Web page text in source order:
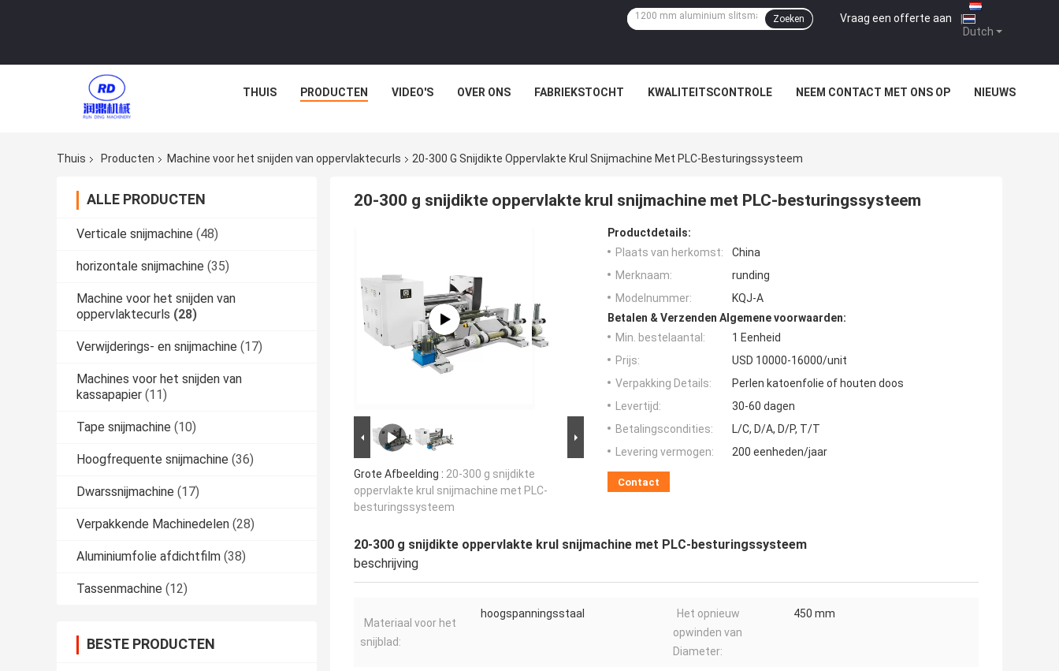
Dutch
Vraag een offerte aan |
Zoeken
THUIS PRODUCTEN VIDEO'S OVER ONS FABRIEKSTOCHT KWALITEITSCONTROLE NEEM CONTACT MET ONS OP NIEUWS
Thuis Producten Machine voor het snijden van oppervlaktecurls 20-300 G Snijdikte Oppervlakte Krul Snijmachine Met PLC-Besturingssysteem
ALLE PRODUCTEN
Verticale snijmachine (48)
horizontale snijmachine (35)
Machine voor het snijden van
oppervlaktecurls (28)
Verwijderings- en snijmachine (17)
Machines voor het snijden van
kassapapier (11)
Tape snijmachine (10)
Hoogfrequente snijmachine (36)
Dwarssnijmachine (17)
Verpakkende Machinedelen (28)
Aluminiumfolie afdichtfilm (38)
Tassenmachine (12)
BESTE PRODUCTEN
20-300 g snijdikte oppervlakte krul snijmachine met PLC-besturingssysteem
Grote Afbeelding : 20-300 g snijdikte
oppervlakte krul snijmachine met PLC-
besturingssysteem
Productdetails:
Plaats van herkomst:
China
Merknaam:
runding
Modelnummer:
KQJ-A
Betalen & Verzenden Algemene voorwaarden:
Min. bestelaantal:
1 Eenheid
Prijs:
USD 10000-16000/unit
Verpakking Details:
Perlen katoenfolie of houten doos
Levertijd:
30-60 dagen
Betalingscondities:
L/C, D/A, D/P, T/T
Levering vermogen:
200 eenheden/jaar
Contact
20-300 g snijdikte oppervlakte krul snijmachine met PLC-besturingssysteem
beschrijving
Materiaal voor het
snijblad:
hoogspanningsstaal
Het opnieuw
opwinden van
Diameter:
450 mm